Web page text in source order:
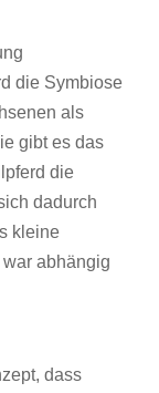
die Symbiose
als
gibt es das
die
dadurch
kleine
abhängig
dass